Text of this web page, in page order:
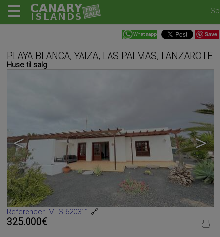
Save
PLAYA BLANCA, YAIZA, LAS PALMAS, LANZAROTE
Huse til salg
< >
Referencer. MLS-620311 🔗
325.000€